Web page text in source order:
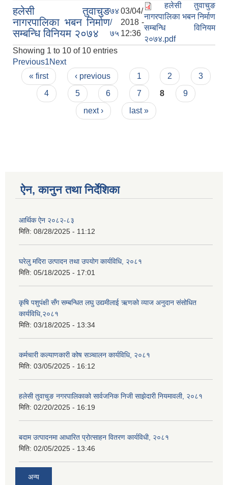
हलेसी तुवाचुङ
नागरपालिका भबन निर्माण
सम्बन्धि विनियम २०७४
७४
/
७५
03/04/
2018 -
12:36
हलेसी तुवाचुङ
नागरपालिका भबन निर्माण
सम्बन्धि विनियम
२०७४.pdf
Showing 1 to 10 of 10 entries
Previous1Next
Pages
« first ‹ previous 1 2
3
4
5 6 7 8
9
next ›
last »
ऐन, कानुन तथा निर्देशिका
आर्थिक ऐन २०८२-८३
मिति: 08/28/2025 - 11:12
घरेलु मदिरा उत्पादन तथा उपयोग कार्यविधि, २०८१
मिति: 05/18/2025 - 17:01
कृषि पशुपंक्षी सँग सम्बन्धित लघु उद्यमीलाई ऋणको व्याज अनुदान संसोधित
कार्यविधि,२०८१
मिति: 03/18/2025 - 13:34
कर्मचारी कल्याणकारी कोष सञ्चालन कार्यविधि, २०८१
मिति: 03/05/2025 - 16:12
हलेसी तुवाचुङ नगरपालिकाको सार्वजनिक निजी साझेदारी नियमावली, २०८१
मिति: 02/20/2025 - 16:19
बदाम उत्पादनमा आधारित प्रोत्साहन वितरण कार्यविधी, २०८१
मिति: 02/05/2025 - 13:46
अन्य